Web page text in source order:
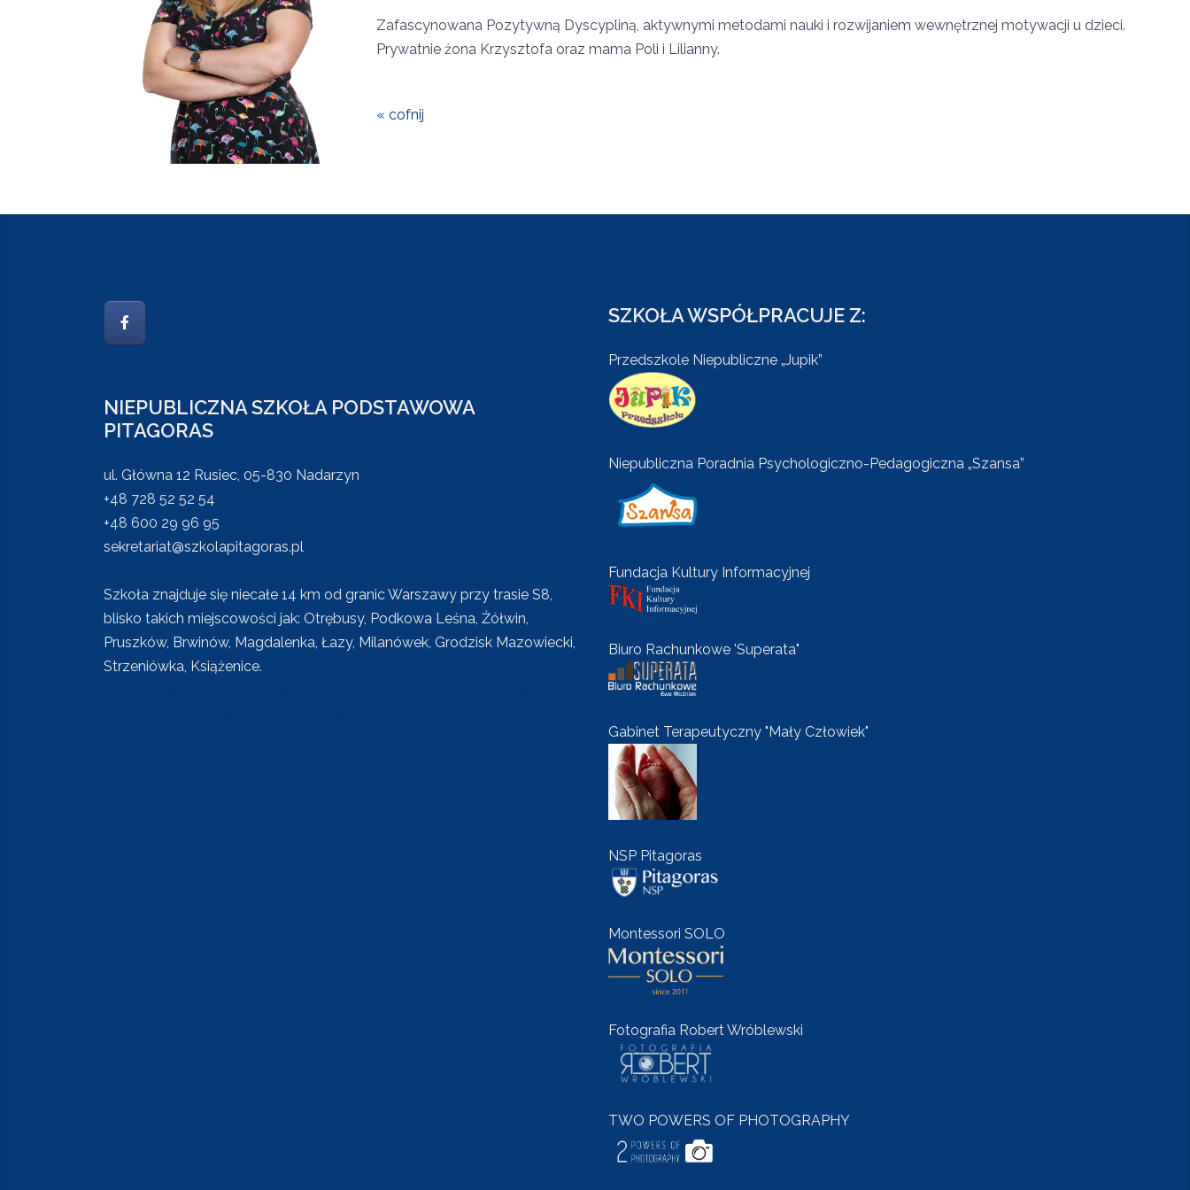
Zafascynowana Pozytywną Dyscypliną, aktywnymi metodami nauki i rozwijaniem wewnętrznej motywacji u dzieci.
Prywatnie żona Krzysztofa oraz mama Poli i Lilianny.
« cofnij
NIEPUBLICZNA SZKOŁA PODSTAWOWA
PITAGORAS
ul. Główna 12 Rusiec, 05-830 Nadarzyn
+48 728 52 52 54
+48 600 29 96 95
sekretariat@szkolapitagoras.pl
Szkoła znajduje się niecałe 14 km od granic Warszawy przy trasie S8,
blisko takich miejscowości jak: Otrębusy, Podkowa Leśna, Żółwin,
Pruszków, Brwinów, Magdalenka, Łazy, Milanówek, Grodzisk Mazowiecki,
Strzeniówka, Książenice.
SZKOŁA WSPÓŁPRACUJE Z:
Przedszkole Niepubliczne „Jupik”
Niepubliczna Poradnia Psychologiczno-Pedagogiczna „Szansa”
Fundacja Kultury Informacyjnej
Biuro Rachunkowe 'Superata"
Gabinet Terapeutyczny "Mały Człowiek"
NSP Pitagoras
Montessori SOLO
Fotografia Robert Wróblewski
TWO POWERS OF PHOTOGRAPHY